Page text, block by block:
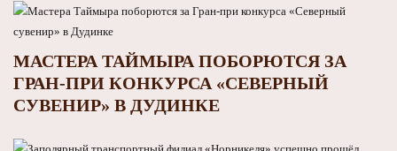
МАСТЕРА ТАЙМЫРА ПОБОРЮТСЯ ЗА
ГРАН-ПРИ КОНКУРСА «СЕВЕРНЫЙ
СУВЕНИР» В ДУДИНКЕ